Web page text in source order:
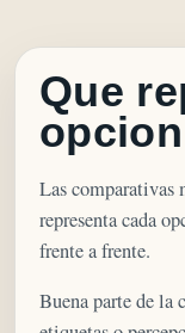
Que
opcion
Las comparativas
representa cada
frente a frente.
Buena parte de la